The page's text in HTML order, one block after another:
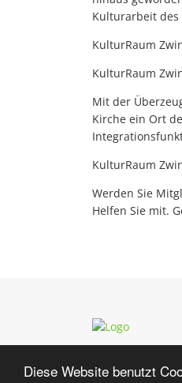
Diese Website benutzt
Kulturarbeit des
KulturRaum
KulturRaum
Mit der
Kirche ein Ort
KulturRaum
Werden Sie
Helfen Sie mit.